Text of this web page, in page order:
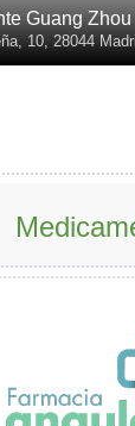
Guang Zhou
10, 28044